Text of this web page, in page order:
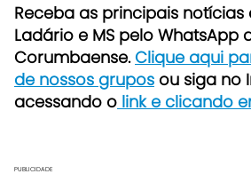
Receba as principais notícias
Ladário e MS pelo WhatsApp
Corumbaense.Clique aqui
de nossos grupos ou siga no
acessando o link e clicando
PUBLICIDADE